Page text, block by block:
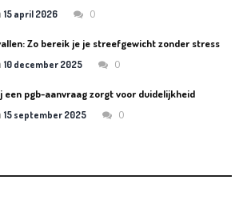
15 april 2026 0
Zo bereik je je streefgewicht zonder stress
10 december 2025 0
een pgb-aanvraag zorgt voor duidelijkheid
15 september 2025 0